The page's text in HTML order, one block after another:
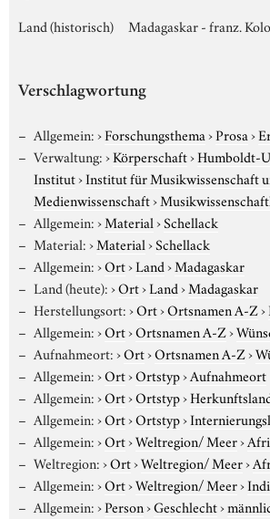
Land (historisch) Madagaskar - franz.
Verschlagwortung
Allgemein:›Forschungsthema›Prosa›
Verwaltung:›Körperschaft›Humboldt-
Institut›Institut für Musikwissenschaft
Medienwissenschaft›
Allgemein:›Material›Schellack
Material:›Material›Schellack
Allgemein:›Ort›Land›Madagaskar
Land (heute):›Ort›Land›Madagaskar
Herstellungsort:›Ort›Ortsnamen A-Z›
Allgemein:›Ort›Ortsnamen A-Z›
Aufnahmeort:›Ort›Ortsnamen A-Z›
Allgemein:›Ort›Ortstyp›Aufnahmeort
Allgemein:›Ort›Ortstyp›
Allgemein:›Ort›Ortstyp›
Allgemein:›Ort›Weltregion/ Meer›
Weltregion:›Ort›Weltregion/ Meer›
Allgemein:›Ort›Weltregion/ Meer›
Allgemein:›Person›Geschlecht›